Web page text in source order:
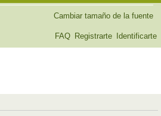
Cambiar tamaño de la fuente
FAQ Registrarte Identificarte